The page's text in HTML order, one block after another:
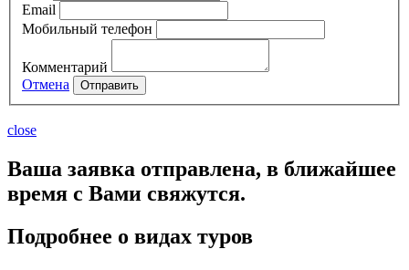
Email
Мобильный телефон
Комментарий
Отмена
Отправить
close
Ваша заявка отправлена, в ближайшее
время с Вами свяжутся.
Подробнее о видах туров